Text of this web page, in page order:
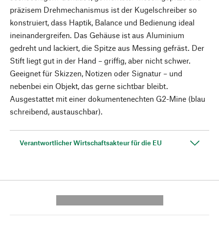
präzisem Drehmechanismus ist der Kugelschreiber so
konstruiert, dass Haptik, Balance und Bedienung ideal
ineinandergreifen. Das Gehäuse ist aus Aluminium
gedreht und lackiert, die Spitze aus Messing gefräst. Der
Stift liegt gut in der Hand – griffig, aber nicht schwer.
Geeignet für Skizzen, Notizen oder Signatur – und
nebenbei ein Objekt, das gerne sichtbar bleibt.
Ausgestattet mit einer dokumentenechten G2-Mine (blau
schreibend, austauschbar).
Verantwortlicher Wirtschaftsakteur für die EU